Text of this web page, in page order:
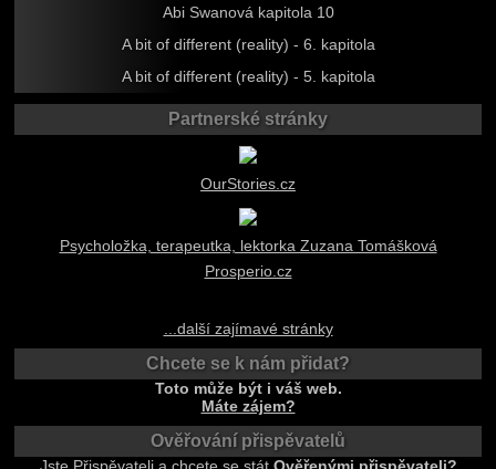
Abi Swanová kapitola 10
A bit of different (reality) - 6. kapitola
A bit of different (reality) - 5. kapitola
Partnerské stránky
OurStories.cz
Psycholožka, terapeutka, lektorka Zuzana Tomášková
Prosperio.cz
...další zajímavé stránky
Chcete se k nám přidat?
Toto může být i váš web.
Máte zájem?
Ověřování přispěvatelů